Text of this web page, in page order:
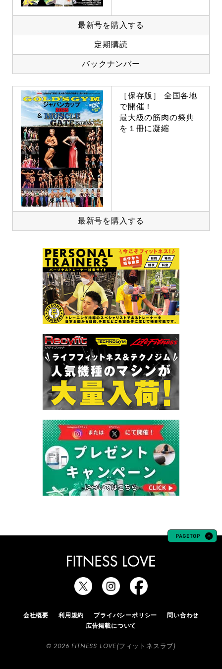
最新号を購入する
定期購読
バックナンバー
［保存版］ 全国各地
で開催！
最大級の筋肉の祭典
を１冊に凝縮
最新号を購入する
会社概要 利用規約 プライバシーポリシー
問い合わせ
広告掲載について
© 2026 FITNESS LOVE(フィットネスラブ)